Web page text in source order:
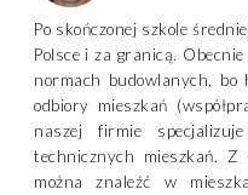
Po skończonej szkole
Polsce i za granicą.
normach budowlanych, bo
odbiory mieszkań
naszej firmie
technicznych mieszkań.
można znaleźć w